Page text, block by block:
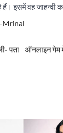
हैं। इसमें वह
Mrinal
पता
ऑनलाइन गेम